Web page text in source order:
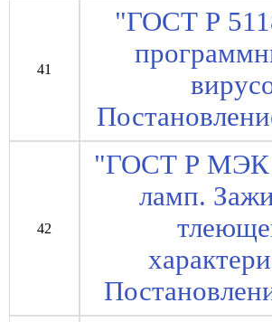
41
"ГОСТ Р
42
"ГОСТ Р МЭК
ламп.